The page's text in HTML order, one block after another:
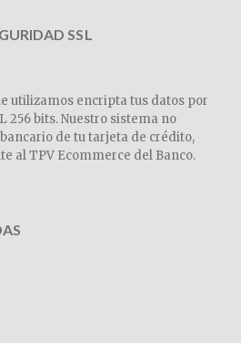
SSL
utilizamos encripta tus datos por
256 bits. Nuestro sistema no
de tu tarjeta de crédito,
al TPV Ecommerce del Banco.